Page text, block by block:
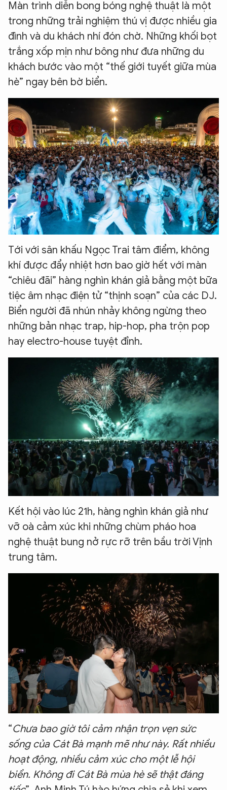
Màn trình diễn bong bóng nghệ thuật là một
trong những trải nghiệm thú vị được nhiều gia
đình và du khách nhí đón chờ. Những khối bọt
trắng xốp mịn như bông như đưa những du
khách bước vào một “thế giới tuyết giữa mùa
hè” ngay bên bờ biển.
Tới với sân khấu Ngọc Trai tâm điểm, không
khí được đẩy nhiệt hơn bao giờ hết với màn
“chiêu đãi” hàng nghìn khán giả bằng một bữa
tiệc âm nhạc điện tử “thịnh soạn” của các DJ.
Biển người đã nhún nhảy không ngừng theo
những bản nhạc trap, hip-hop, pha trộn pop
hay electro-house tuyệt đỉnh.
Kết hội vào lúc 21h, hàng nghìn khán giả như
vỡ oà cảm xúc khi những chùm pháo hoa
nghệ thuật bung nở rực rỡ trên bầu trời Vịnh
trung tâm.
“Chưa bao giờ tôi cảm nhận trọn vẹn sức
sống của Cát Bà mạnh mẽ như này. Rất nhiều
hoạt động, nhiều cảm xúc cho một lễ hội
biển. Không đi Cát Bà mùa hè sẽ thật đáng